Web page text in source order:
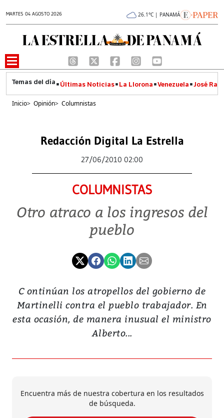
MARTES 04 AGOSTO 2026 26.1°C | PANAMÁ
Últimas Noticias La Llorona Venezuela José
Inicio> Opinión> Columnistas
Redacción Digital La Estrella
27/06/2010 02:00
COLUMNISTAS
Otro atraco a los ingresos del
pueblo
C ontinúan los atropellos del gobierno de
Martinelli contra el pueblo trabajador. En
esta ocasión, de manera inusual el ministro
Alberto...
Encuentra más de nuestra cobertura en los resultados
de búsqueda.